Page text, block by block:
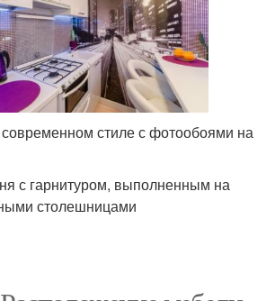
стиле с фотообоями на
с гарнитуром, выполненным на
столешницами